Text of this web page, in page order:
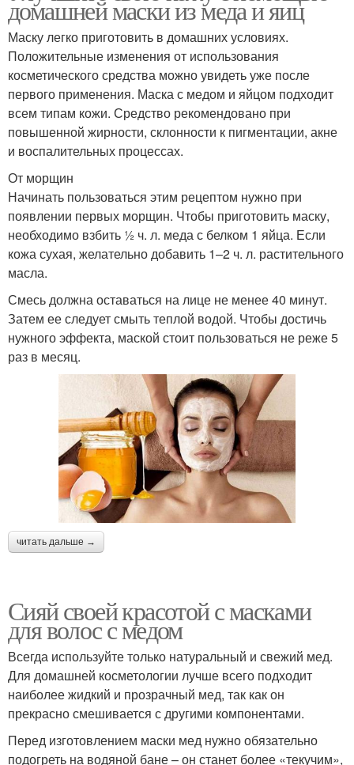
домашней маски из меда и яиц
Маску легко приготовить в домашних условиях.
Положительные изменения от использования
косметического средства можно увидеть уже после
первого применения. Маска с медом и яйцом подходит
всем типам кожи. Средство рекомендовано при
повышенной жирности, склонности к пигментации, акне
и воспалительных процессах.
От морщин
Начинать пользоваться этим рецептом нужно при
появлении первых морщин. Чтобы приготовить маску,
необходимо взбить ½ ч. л. меда с белком 1 яйца. Если
кожа сухая, желательно добавить 1–2 ч. л. растительного
масла.
Смесь должна оставаться на лице не менее 40 минут.
Затем ее следует смыть теплой водой. Чтобы достичь
нужного эффекта, маской стоит пользоваться не реже 5
раз в месяц.
читать дальше →
Сияй своей красотой с масками
для волос с медом
Всегда используйте только натуральный и свежий мед.
Для домашней косметологии лучше всего подходит
наиболее жидкий и прозрачный мед, так как он
прекрасно смешивается с другими компонентами.
Перед изготовлением маски мед нужно обязательно
подогреть на водяной бане – он станет более «текучим»,